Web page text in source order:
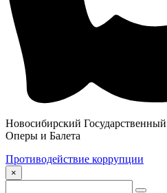
Новосибирский
Оперы и Балета
Противодействие коррупции
×